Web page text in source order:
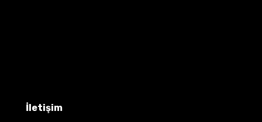
İletişim